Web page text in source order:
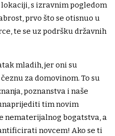
s izravnim pogledom
prvo što se otisnuo u
te se uz podršku državnih
mladih, jer oni su
za domovinom. To su
poznanstva i naše
tim novim
nematerijalnog bogatstva, a
novcem! Ako se ti